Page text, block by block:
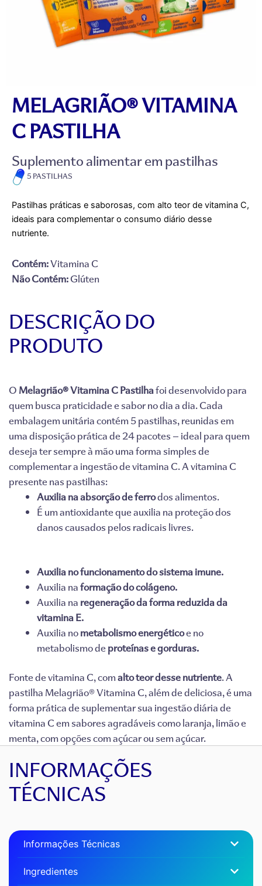
MELAGRIÃO® VITAMINA
C PASTILHA
Suplemento alimentar em pastilhas
5 PASTILHAS
Pastilhas práticas e saborosas, com alto teor de vitamina C,
ideais para complementar o consumo diário desse
nutriente.
Contém:Vitamina C
Não Contém:Glúten
DESCRIÇÃO DO
PRODUTO
O Melagrião® Vitamina C Pastilhafoi desenvolvido para
quem busca praticidade e sabor no dia a dia. Cada
embalagem unitária contém 5 pastilhas, reunidas em
uma disposição prática de 24 pacotes — ideal para quem
deseja ter sempre à mão uma forma simples de
complementar a ingestão de vitamina C. A vitamina C
presente nas pastilhas:
Auxilia na absorção de ferrodos alimentos.
É um antioxidante que auxilia na proteção dos
danos causados pelos radicais livres.
Auxilia no funcionamento do sistema imune.
Auxilia naformação do colágeno.
Auxilia na regeneração da forma reduzida da
vitamina E.
Auxilia nometabolismo energéticoe no
metabolismo deproteínas e gorduras.
Fonte de vitamina C, comalto teor desse nutriente. A
pastilha Melagrião® Vitamina C, além de deliciosa, é uma
forma prática de suplementar sua ingestão diária de
vitamina C em sabores agradáveis como laranja, limão e
menta, com opções com açúcar ou sem açúcar.
INFORMAÇÕES
TÉCNICAS
Informações Técnicas
Ingredientes